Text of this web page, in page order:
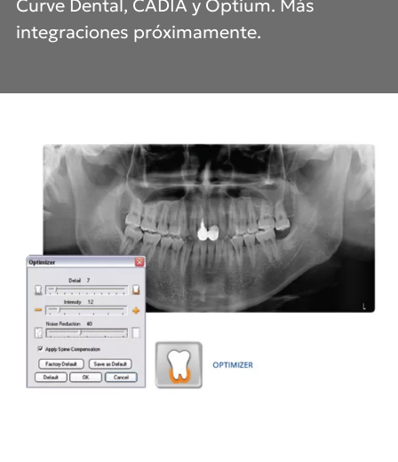
Curve Dental, CADIA y Optium. Más
integraciones próximamente.